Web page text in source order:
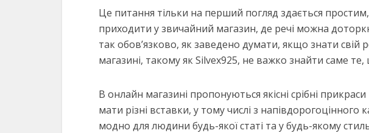
Це питання тільки на перший погляд здається
приходити у звичайний магазин, де речі можна
так обов’язково, як заведено думати, якщо знати свій
магазині, такому як Silvex925, не важко знайти саме
В онлайн магазині пропонуються якісні срібні
мати різні вставки, у тому числі з
модно для людини будь-якої статі та у будь-якому